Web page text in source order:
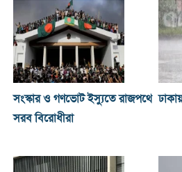
সংস্কার ও গণভোট ইস্যুতে রাজপথে
সরব বিরোধীরা